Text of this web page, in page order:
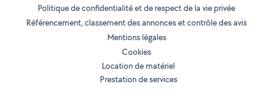
Politique de confidentialité et de respect de la vie privée
Référencement, classement des annonces et contrôle des avis
Mentions légales
Cookies
Location de matériel
Prestation de services